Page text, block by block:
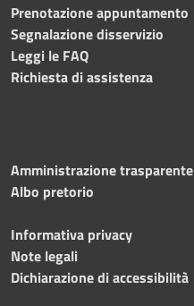
Prenotazione appuntamento
Segnalazione disservizio
Leggi le FAQ
Richiesta di assistenza
Amministrazione trasparente
Albo pretorio
Informativa privacy
Note legali
Dichiarazione di accessibilità